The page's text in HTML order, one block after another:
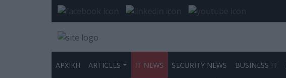
ΑΡΧΙΚΗ ARTICLES IT NEWS SECURITY NEWS BUSINESS IT